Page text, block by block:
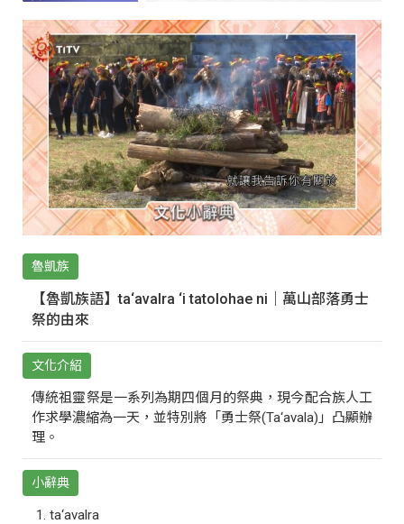
魯凱族
【魯凱族語】ta‘avalra ‘i tatolohae ni｜萬山部落勇士
祭的由來
文化介紹
傳統祖靈祭是一系列為期四個月的祭典，現今配合族人工
作求學濃縮為一天，並特別將「勇士祭(Ta‘avala)」凸顯辦
理。
小辭典
ta‘avalra